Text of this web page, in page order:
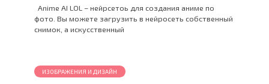
Anime AI LOL – нейрсетоь для создания аниме по
фото. Вы можете загрузить в нейросеть собственный
снимок, а искусственный
ИЗОБРАЖЕНИЯ И ДИЗАЙН